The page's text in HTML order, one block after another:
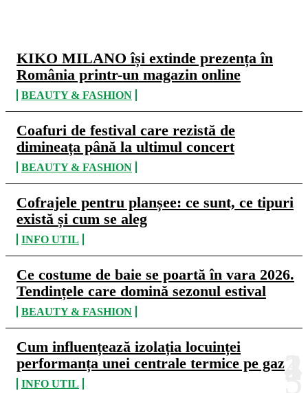
KIKO MILANO își extinde prezența în
România printr-un magazin online
BEAUTY & FASHION
Coafuri de festival care rezistă de
dimineața până la ultimul concert
BEAUTY & FASHION
Cofrajele pentru planșee: ce sunt, ce tipuri
există și cum se aleg
INFO UTIL
Ce costume de baie se poartă în vara 2026.
Tendințele care domină sezonul estival
BEAUTY & FASHION
Cum influențează izolația locuinței
performanța unei centrale termice pe gaz
INFO UTIL